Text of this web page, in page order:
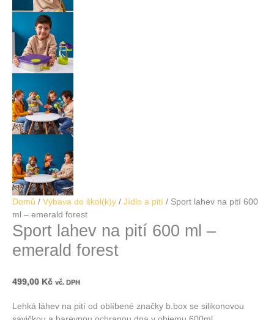
Domů / Výbava do škol(k)y / Jídlo a pití / Sport lahev na pití 600
ml – emerald forest
Sport lahev na pití 600 ml –
emerald forest
499,00 Kč vč. DPH
Lehká láhev na pití od oblíbené značky b.box se silikonovou